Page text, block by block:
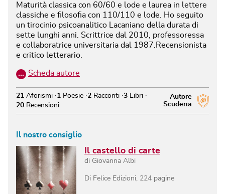
Maturità classica con 60/60 e lode e laurea in lettere
classiche e filosofia con 110/110 e lode. Ho seguito
un tirocinio psicoanalitico Lacaniano della durata di
sette lunghi anni. Scrittrice dal 2010, professoressa
e collaboratrice universitaria dal 1987.Recensionista
e critico letterario.
… Scheda autore
Autore
Scuderia
21 Aforismi 1 Poesie 2 Racconti 3 Libri
20 Recensioni
Il nostro consiglio
Il castello di carte
di Giovanna Albi
Di Felice Edizioni 224 pagine